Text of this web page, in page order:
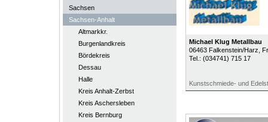
Sachsen
Sachsen-Anhalt
Altmarkkr.
Burgenlandkreis
Bördekreis
Dessau
Halle
Kreis Anhalt-Zerbst
Kreis Aschersleben
Kreis Bernburg
Michael Klug Metallbau
06463 Falkenstein/Harz ,
Tel.: (034741) 715 17
Kunstschmiede- und